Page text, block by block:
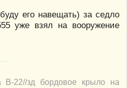
его навещать) за седло
уже взял на вооружение
В-22//зд бордовое крыло на